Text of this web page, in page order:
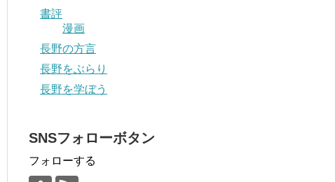
書評
漫画
長野の方言
長野をぶらり
長野を学ぼう
SNSフォローボタン
フォローする